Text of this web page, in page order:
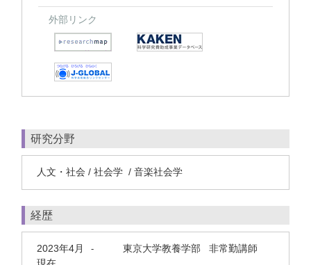
外部リンク
研究分野
人文・社会 / 社会学 / 音楽社会学
経歴
2023年4月 - 東京大学教養学部 非常勤講師